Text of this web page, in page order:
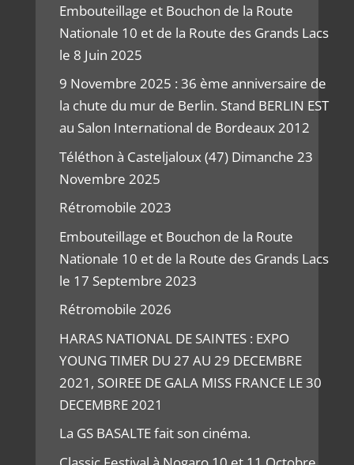
Embouteillage et Bouchon de la Route
Nationale 10 et de la Route des Grands Lacs
le 8 Juin 2025
9 Novembre 2025 : 36 ème anniversaire de
la chute du mur de Berlin. Stand BERLIN EST
au Salon International de Bordeaux 2012
Téléthon à Casteljaloux (47) Dimanche 23
Novembre 2025
Rétromobile 2023
Embouteillage et Bouchon de la Route
Nationale 10 et de la Route des Grands Lacs
le 17 Septembre 2023
Rétromobile 2026
HARAS NATIONAL DE SAINTES : EXPO
YOUNG TIMER DU 27 AU 29 DECEMBRE
2021, SOIREE DE GALA MISS FRANCE LE 30
DECEMBRE 2021
La GS BASALTE fait son cinéma.